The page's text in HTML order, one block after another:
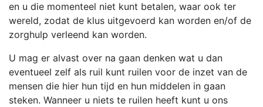
en u die momenteel niet kunt betalen, waar ook ter
wereld, zodat de klus uitgevoerd kan worden en/of de
zorghulp verleend kan worden.
U mag er alvast over na gaan denken wat u dan
eventueel zelf als ruil kunt ruilen voor de inzet van de
mensen die hier hun tijd en hun middelen in gaan
steken. Wanneer u niets te ruilen heeft kunt u ons